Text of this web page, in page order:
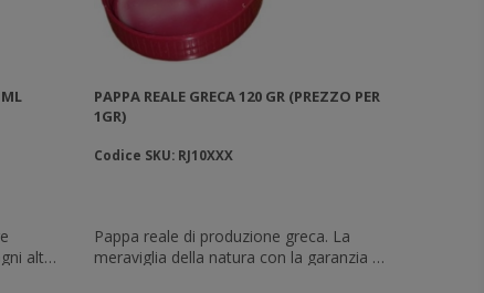
altro
PAPPA REALE GRECA 120 GR (PREZZO PER
1GR)
Codice SKU: RJ10XXX
Pappa reale di produzione greca. La
meraviglia della natura con la garanzia di